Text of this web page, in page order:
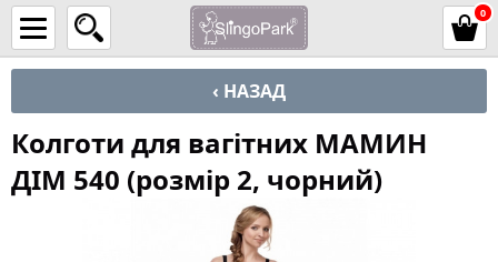
0
‹ НАЗАД
Колготи для вагітних МАМИН
ДІМ 540 (розмір 2, чорний)